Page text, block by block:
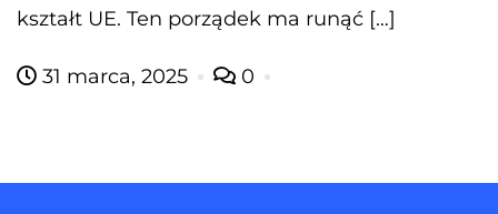
kształt UE. Ten porządek ma runąć […]
31 marca, 2025 0